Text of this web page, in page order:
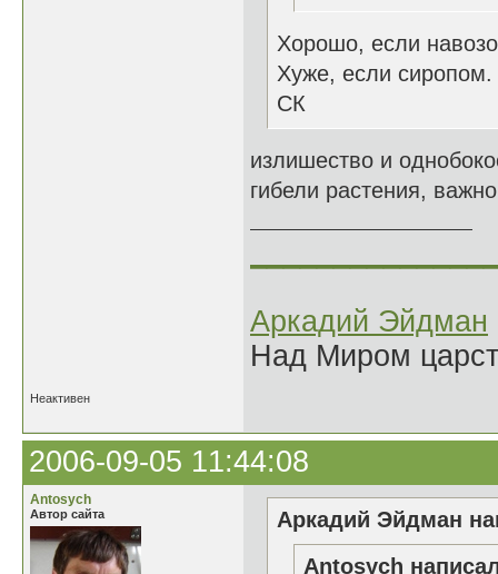
Хорошо, если
Хуже, если сиропом.
СК
излишество и
гибели растения,
Аркадий Эйдман
Над Миром
Неактивен
2006-09-05 11:44:08
Antosych
Автор сайта
Аркадий Эйдман
Antosych